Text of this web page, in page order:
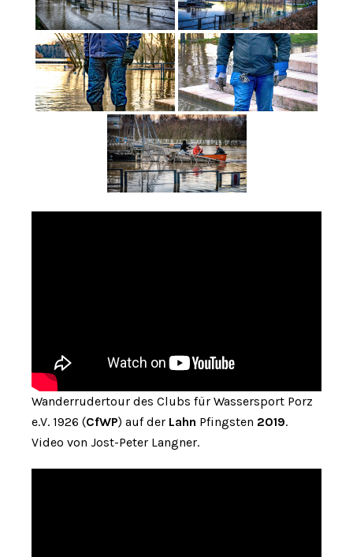
Wanderrudertour des Clubs für Wassersport Porz
e.V. 1926 (CfWP) auf der Lahn Pfingsten 2019.
Video von Jost-Peter Langner.